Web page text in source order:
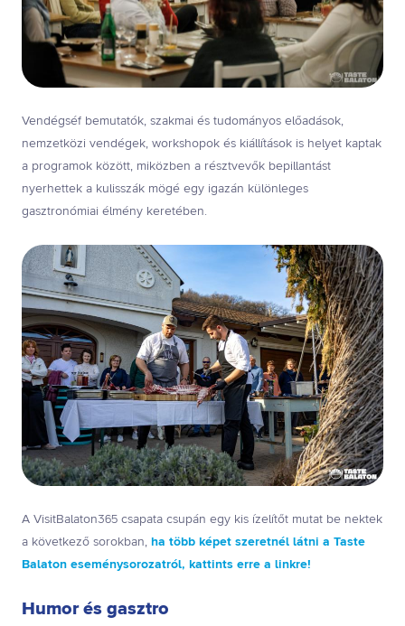
Vendégséf bemutatók, szakmai és tudományos előadások,
nemzetközi vendégek, workshopok és kiállítások is helyet kaptak
a programok között, miközben a résztvevők bepillantást
nyerhettek a kulisszák mögé egy igazán különleges
gasztronómiai élmény keretében.
A VisitBalaton365 csapata csupán egy kis ízelítőt mutat be nektek
a következő sorokban, ha több képet szeretnél látni a Taste
Balaton eseménysorozatról, kattints erre a linkre!
Humor és gasztro